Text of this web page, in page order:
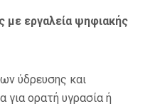
με εργαλεία ψηφιακής
ύδρευσης και
για ορατή υγρασία ή